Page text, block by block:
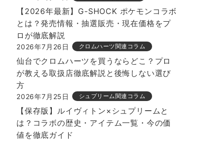
【2026年最新】G-SHOCK ポケモンコラボ
とは？発売情報・抽選販売・現在価格をプ
ロが徹底解説
2026年7月26日 クロムハーツ関連コラム
仙台でクロムハーツを買うならどこ？プロ
が教える取扱店徹底解説と後悔しない選び
方
2026年7月25日 シュプリーム関連コラム
【保存版】ルイヴィトン×シュプリームと
は？コラボの歴史・アイテム一覧・今の価
値を徹底ガイド